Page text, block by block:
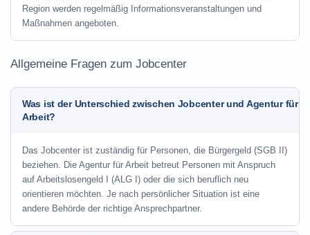
Region werden regelmäßig Informationsveranstaltungen und
Maßnahmen angeboten.
Allgemeine Fragen zum Jobcenter
Was ist der Unterschied zwischen Jobcenter und Agentur für
Arbeit?
Das Jobcenter ist zuständig für Personen, die Bürgergeld (SGB II)
beziehen. Die Agentur für Arbeit betreut Personen mit Anspruch
auf Arbeitslosengeld I (ALG I) oder die sich beruflich neu
orientieren möchten. Je nach persönlicher Situation ist eine
andere Behörde der richtige Ansprechpartner.